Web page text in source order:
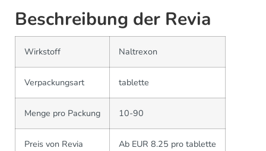
Beschreibung der Revia
Wirkstoff Naltrexon
Verpackungsart tablette
Menge pro Packung 10-90
Preis von Revia Ab EUR 8.25 pro tablette